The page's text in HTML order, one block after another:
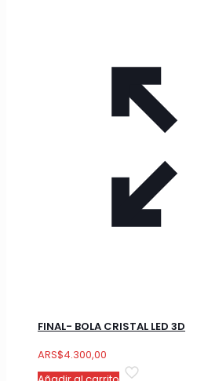
FINAL- BOLA CRISTAL LED 3D
ARS$4.300,00